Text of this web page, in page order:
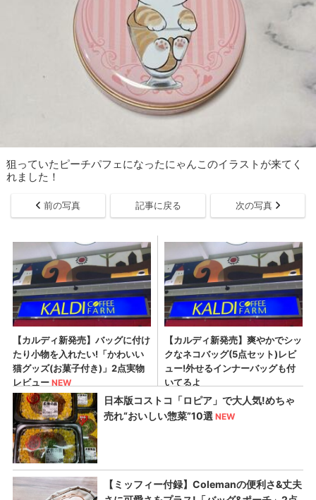
狙っていたピーチパフェになったにゃんこのイラストが来てく
れました！
前の写真 記事に戻る 次の写真